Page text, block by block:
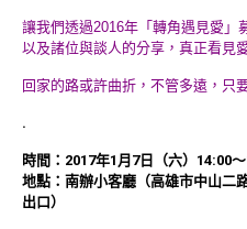
讓我們透過2016年「轉角遇見愛」
以及諸位與談人的分享，真正看見
回家的路或許曲折，不管多遠，只
.
時間：2017年1月7日（六）14:00～
地點：南辦小客廳（高雄市中山二
出口）